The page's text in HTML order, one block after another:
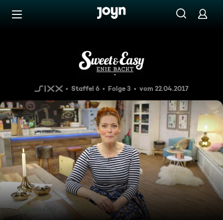
Zum Inhalt springen
Schoko-Schock
Staffel 6 Folge 3 vom 22.04.2017